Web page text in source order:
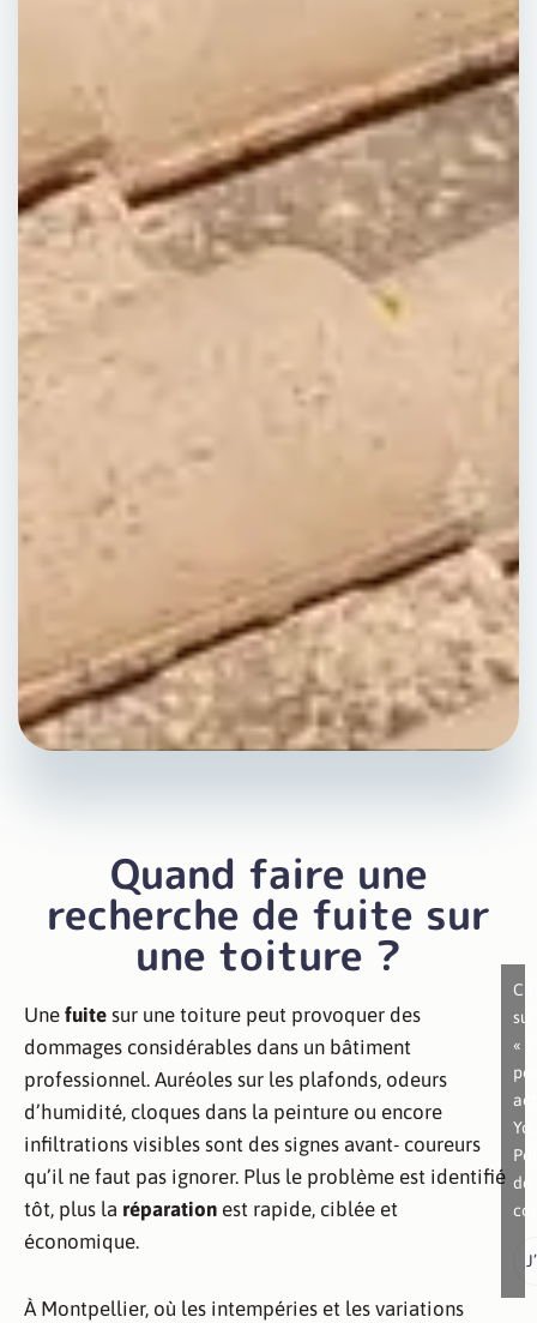
Quand faire une
recherche de fuite sur
une toiture ?
Une fuite sur une toiture peut provoquer des
dommages considérables dans un bâtiment
professionnel. Auréoles sur les plafonds, odeurs
d’humidité, cloques dans la peinture ou encore
infiltrations visibles sont des signes avant- coureurs
qu’il ne faut pas ignorer. Plus le problème est identifié
tôt, plus la réparation est rapide, ciblée et
économique.
sur
«
de
À Montpellier, où les intempéries et les variations